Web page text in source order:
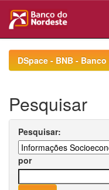
navigationDSpace - BNB -
Pesquisar
Pesquisar:
por